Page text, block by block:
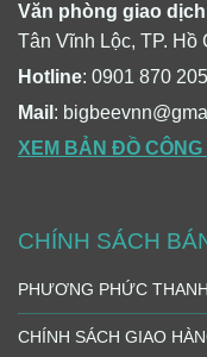
Văn phòng giao dịch
Tân Vĩnh Lộc, TP.
Hotline: 0901 870
Mail :
XEM BẢN ĐỒ CÔNG
CHÍNH SÁCH
PHƯƠNG PHỨC
CHÍNH SÁCH GIAO